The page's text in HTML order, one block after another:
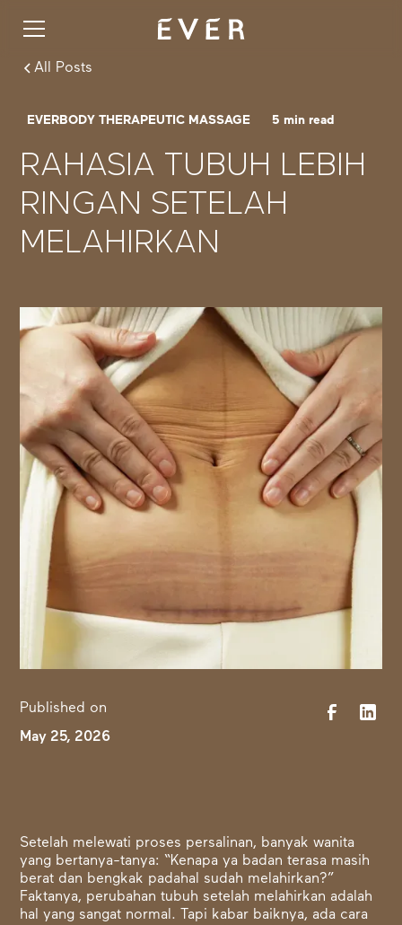
All Posts
EVERBODY THERAPEUTIC MASSAGE 5 min read
RAHASIA TUBUH LEBIH
RINGAN SETELAH
MELAHIRKAN
Published on
May 25, 2026
Setelah melewati proses persalinan, banyak wanita
yang bertanya-tanya: “Kenapa ya badan terasa masih
berat dan bengkak padahal sudah melahirkan?”
Faktanya, perubahan tubuh setelah melahirkan adalah
hal yang sangat normal. Tapi kabar baiknya, ada cara